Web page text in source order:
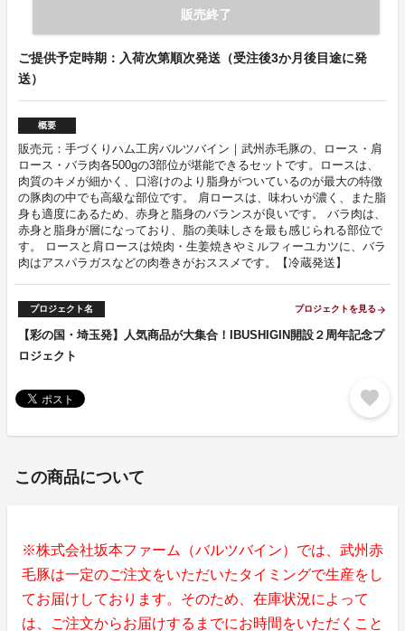
販売終了
ご提供予定時期：入荷次第順次発送（受注後3か月後目途に発
送）
概要
販売元：手づくりハム工房バルツバイン｜武州赤毛豚の、ロース・肩
ロース・バラ肉各500gの3部位が堪能できるセットです。ロースは、
肉質のキメが細かく、口溶けのより脂身がついているのが最大の特徴
の豚肉の中でも高級な部位です。 肩ロースは、味わいが濃く、また脂
身も適度にあるため、赤身と脂身のバランスが良いです。 バラ肉は、
赤身と脂身が層になっており、脂の美味しさを最も感じられる部位で
す。 ロースと肩ロースは焼肉・生姜焼きやミルフィーユカツに、バラ
肉はアスパラガスなどの肉巻きがおススメです。【冷蔵発送】
プロジェクト名 プロジェクトを見る arrow_forward
【彩の国・埼玉発】人気商品が大集合！IBUSHIGIN開設２周年記念プ
ロジェクト
favorite
この商品について
※株式会社坂本ファーム（バルツバイン）では、武州赤
毛豚は一定のご注文をいただいたタイミングで生産をし
てお届けしております。そのため、在庫状況によって
は、ご注文からお届けするまでにお時間をいただくこと